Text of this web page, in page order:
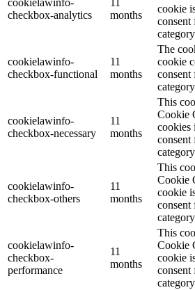
cookielawinfo-
checkbox-analytics
11
months
cookie
consent
cookielawinfo-
checkbox-functional
11
months
The
cookie
consent
cookielawinfo-
checkbox-necessary
11
months
This
Cookie
cookies
consent
cookielawinfo-
checkbox-others
11
months
This
Cookie
cookie
consent
cookielawinfo-
checkbox-
performance
11
months
This
Cookie
cookie
consent